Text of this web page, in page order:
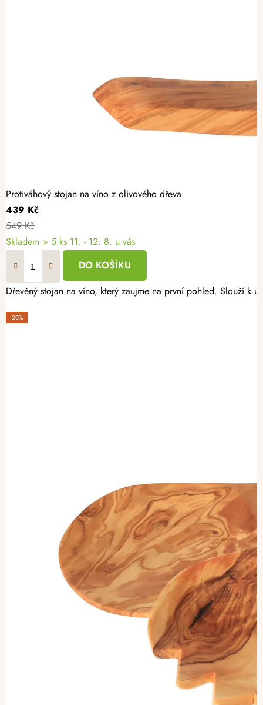
Protiváhový stojan na víno z olivového dřeva
439 Kč
549 Kč
Skladem > 5 ks 11. - 12. 8. u vás
DO KOŠÍKU
Dřevěný stojan na víno, který zaujme na první pohled. Slouží k
-20%